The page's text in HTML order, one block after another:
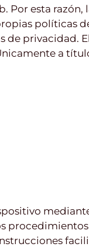
esta razón,
políticas
de privacidad.
a